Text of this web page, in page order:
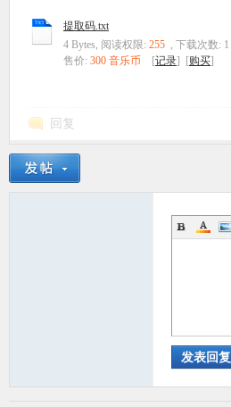
提取码.txt
4 Bytes, 阅读权限: 255 , 下载次数: 1
售价: 300 音乐币 [记录] [购买]
回复
发表回复